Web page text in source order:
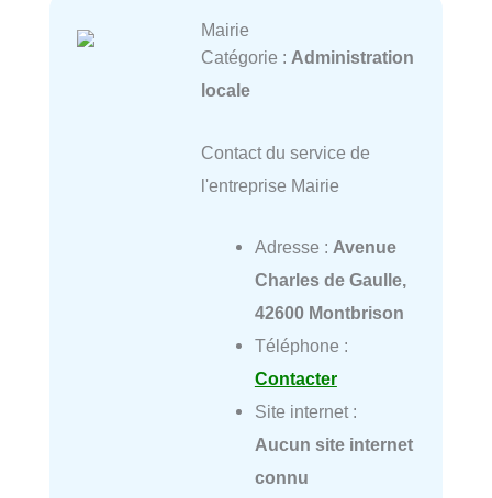
Mairie
Catégorie : Administration
locale
Contact du service de
l'entreprise Mairie
Adresse : Avenue
Charles de Gaulle,
42600 Montbrison
Téléphone :
Contacter
Site internet :
Aucun site internet
connu